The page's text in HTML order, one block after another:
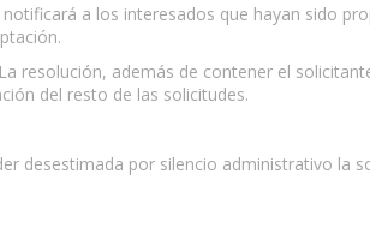
a los interesados que hayan sido
resolución, además de contener el
del resto de las solicitudes.
desestimada por silencio administrativo la